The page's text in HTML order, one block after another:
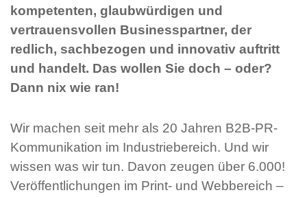
kompetenten, glaubwürdigen und
vertrauensvollen Businesspartner, der
redlich, sachbezogen und innovativ auftritt
und handelt. Das wollen Sie doch – oder?
Dann nix wie ran!
Wir machen seit mehr als 20 Jahren B2B-PR-
Kommunikation im Industriebereich. Und wir
wissen was wir tun. Davon zeugen über 6.000!
Veröffentlichungen im Print- und Webbereich –